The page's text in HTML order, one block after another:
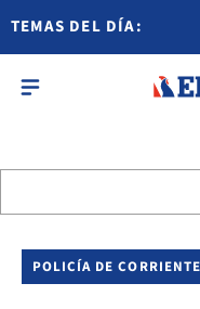
TEMAS DEL DÍA:
POLICÍA DE